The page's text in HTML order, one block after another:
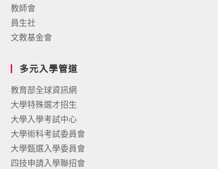
教師會
員生社
文教基金會
多元入學管道
教育部全球資訊網
大學特殊選才招生
大學入學考試中心
大學術科考試委員會
大學甄選入學委員會
四技申請入學聯招會